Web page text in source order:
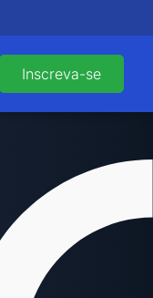
Inscreva-se